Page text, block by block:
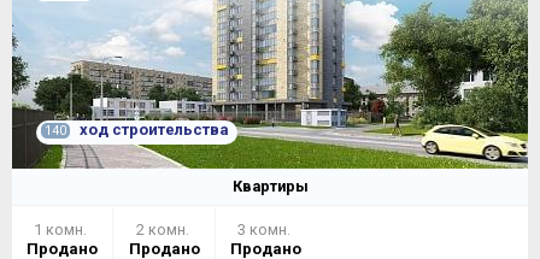
140 ход строительства
Квартиры
1 комн.
Продано
2 комн.
Продано
3 комн.
Продано